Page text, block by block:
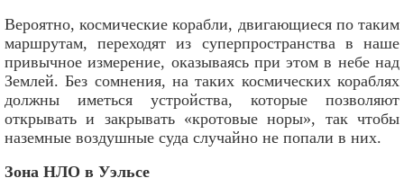
Вероятно, космические корабли, двигающиеся по таким
маршрутам, переходят из суперпространства в наше
привычное измерение, оказываясь при этом в небе над
Землей. Без сомнения, на таких космических кораблях
должны иметься устройства, которые позволяют
открывать и закрывать «кротовые норы», так чтобы
наземные воздушные суда случайно не попали в них.
Зона НЛО в Уэльсе